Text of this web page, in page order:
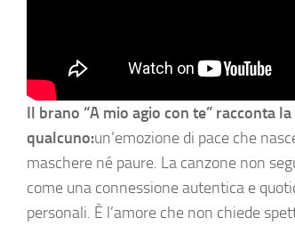
Il brano “A mio agio con te” racconta
qualcuno:un’emozione di pace che
maschere né paure. La canzone non
come una connessione autentica e
personali. È l’amore che non chiede